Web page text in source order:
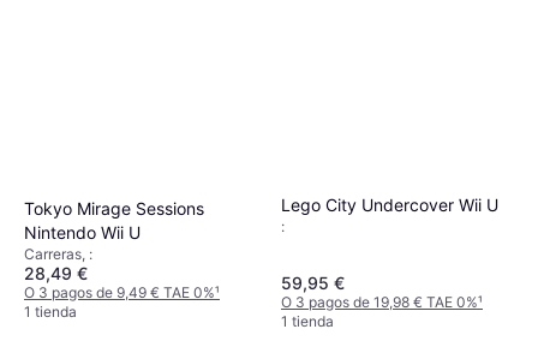
Tokyo Mirage Sessions
Nintendo Wii U
Carreras, :
28,49 €
O 3 pagos de 9,49 € TAE 0%¹
1 tienda
Lego City Undercover Wii U
:
59,95 €
O 3 pagos de 19,98 € TAE 0%¹
1 tienda